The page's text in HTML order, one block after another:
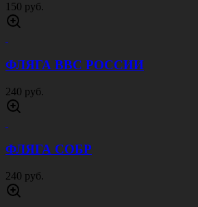
150 руб.
ФЛЯГА ВВС РОССИИ
240 руб.
ФЛЯГА СОБР
240 руб.